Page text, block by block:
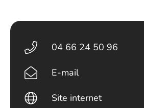
04 66 24 50 96
E-mail
Site internet